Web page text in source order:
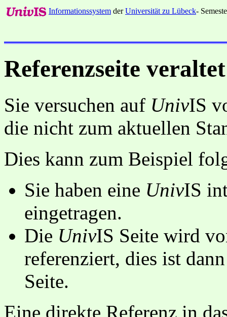
Informationssystem derUniversität zu Lübeck-
Referenzseite veraltet
Sie versuchen auf UnivIS
die nicht zum aktuellen
Dies kann zum Beispiel
Sie haben eine UnivIS
eingetragen.
Die UnivIS Seite wird
referenziert, dies ist
Seite.
Eine direkte Referenz in